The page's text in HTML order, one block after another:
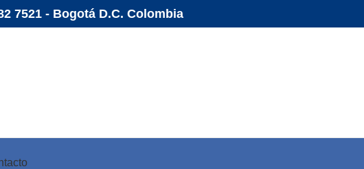
7521 - Bogotá D.C. Colombia